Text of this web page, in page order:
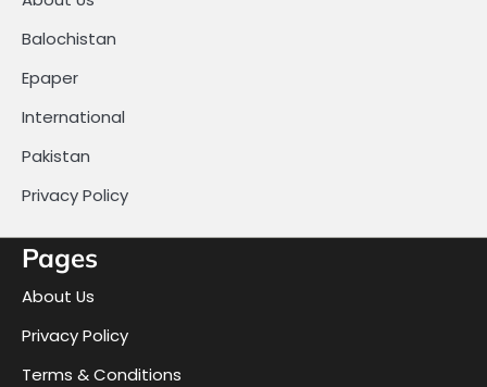
Balochistan
Epaper
International
Pakistan
Privacy Policy
Pages
About Us
Privacy Policy
Terms & Conditions